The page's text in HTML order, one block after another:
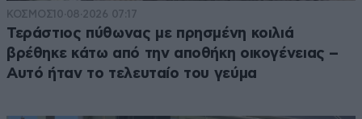
ΚΟΣΜΟΣ10·08·2026 07:17
Τεράστιος πύθωνας με πρησμένη κοιλιά
βρέθηκε κάτω από την αποθήκη οικογένειας –
Αυτό ήταν το τελευταίο του γεύμα